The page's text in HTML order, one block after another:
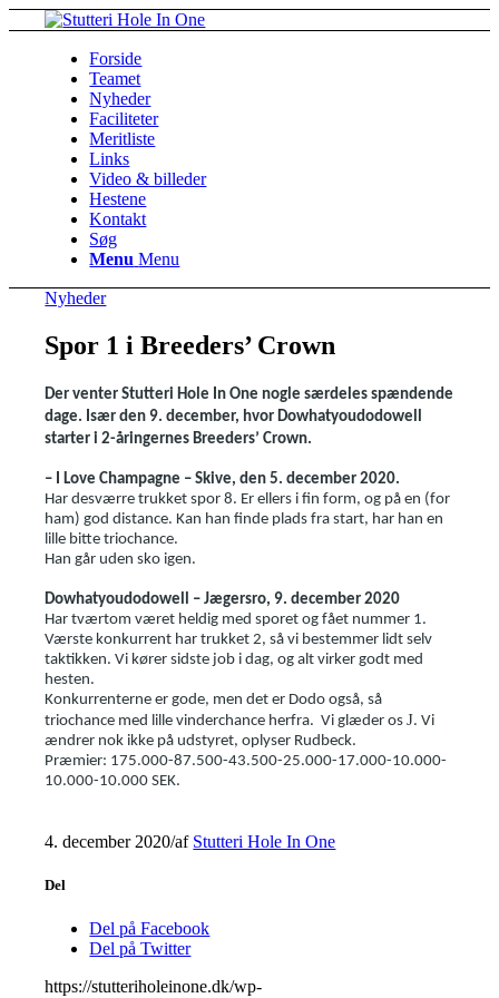
Forside
Teamet
Nyheder
Faciliteter
Meritliste
Links
Video & billeder
Hestene
Kontakt
Søg
Menu Menu
Nyheder
Spor 1 i Breeders’ Crown
Der venter Stutteri Hole In One nogle særdeles spændende
dage. Især den 9. december, hvor Dowhatyoudodowell
starter i 2-åringernes Breeders’ Crown.
– I Love Champagne – Skive, den 5. december 2020.
Har desværre trukket spor 8. Er ellers i fin form, og på en (for
ham) god distance. Kan han finde plads fra start, har han en
lille bitte triochance.
Han går uden sko igen.
Dowhatyoudodowell – Jægersro, 9. december 2020
Har tværtom været heldig med sporet og fået nummer 1.
Værste konkurrent har trukket 2, så vi bestemmer lidt selv
taktikken. Vi kører sidste job i dag, og alt virker godt med
hesten.
Konkurrenterne er gode, men det er Dodo også, så
triochance med lille vinderchance herfra. Vi glæder osJ. Vi
ændrer nok ikke på udstyret, oplyser Rudbeck.
Præmier: 175.000-87.500-43.500-25.000-17.000-10.000-
10.000-10.000 SEK.
4. december 2020/af Stutteri Hole In One
Del
Del på Facebook
Del på Twitter
https://stutteriholeinone.dk/wp-